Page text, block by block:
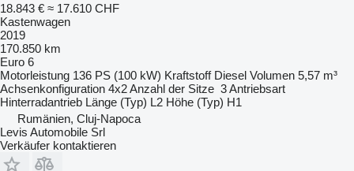
18.843 € ≈ 17.610 CHF
Kastenwagen
2019
170.850 km
Euro 6
Motorleistung 136 PS (100 kW) Kraftstoff Diesel Volumen 5,57 m³
Achsenkonfiguration 4x2Anzahl der Sitze 3Antriebsart
Hinterradantrieb Länge (Typ) L2 Höhe (Typ) H1
Rumänien, Cluj-Napoca
Levis Automobile Srl
Verkäufer kontaktieren